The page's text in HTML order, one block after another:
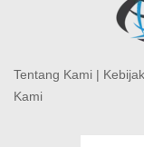
Tentang Kami |
Kami